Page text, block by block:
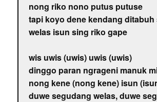
nong riko nono putus putuse
tapi koyo dene kendang ditabuh
welas isun sing riko gape
wis uwis (uwis) uwis (uwis)
dinggo paran ngrageni manuk
nong kene (nong kene) isun
duwe segudang welas, duwe